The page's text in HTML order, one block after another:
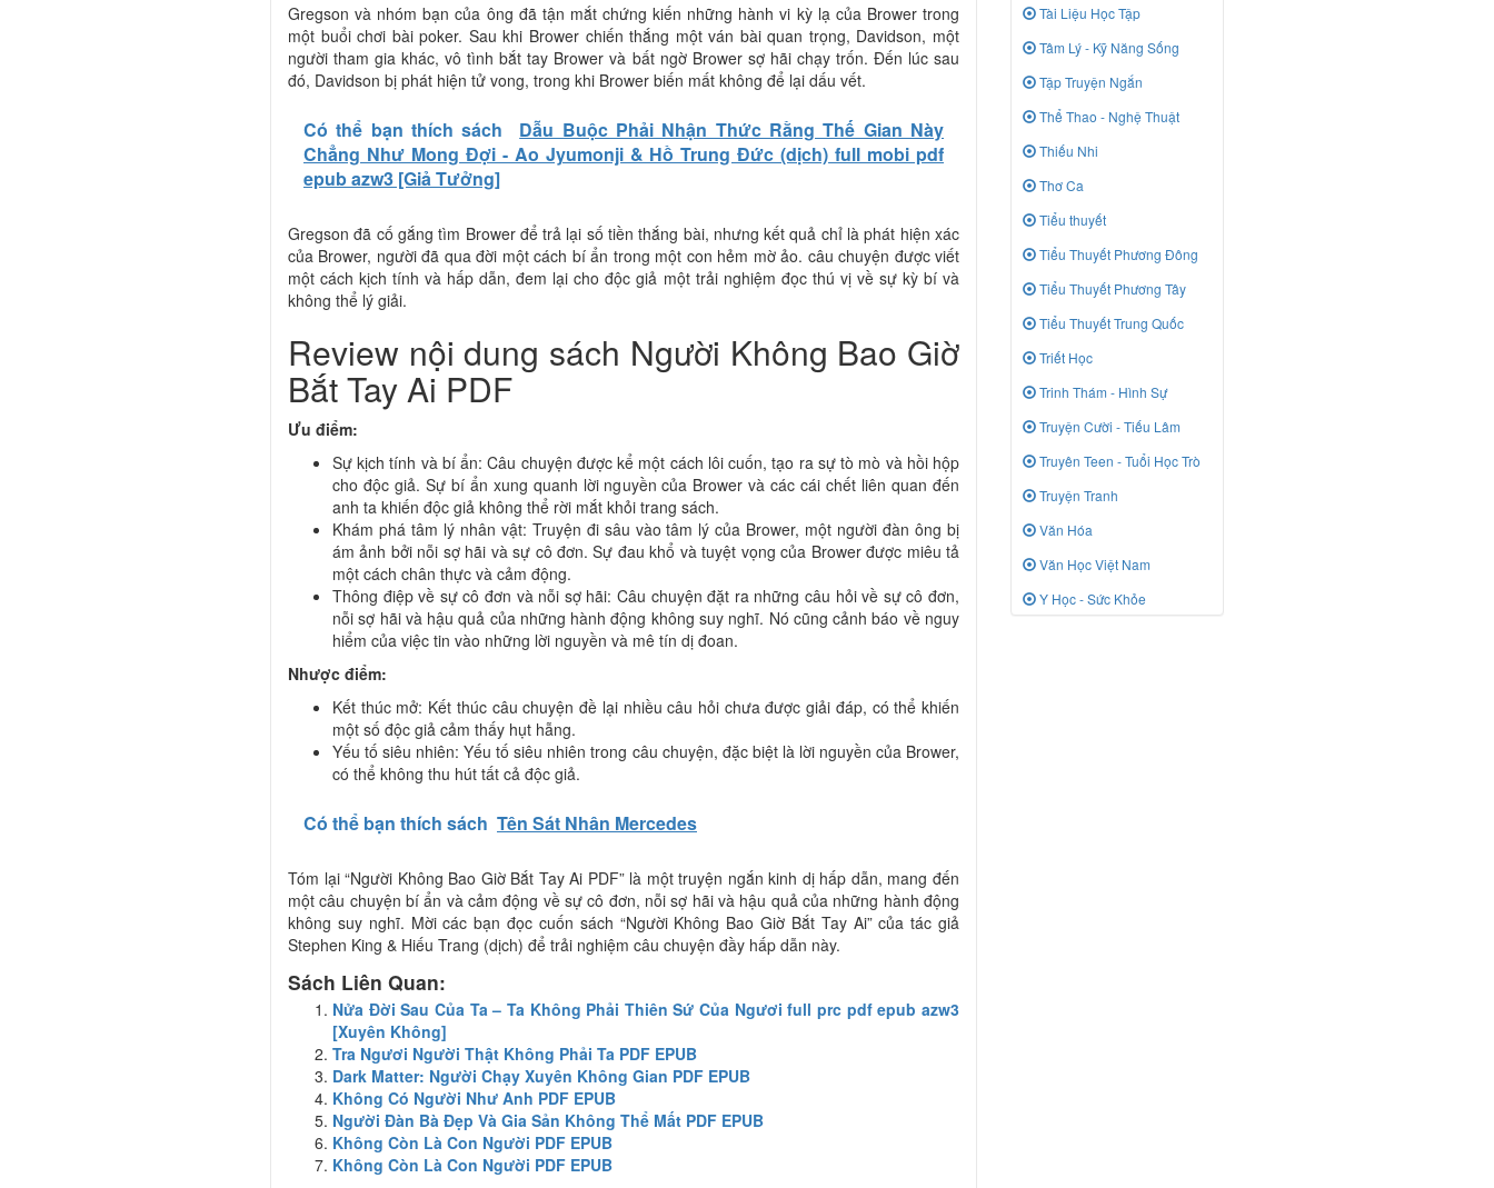
Gregson và nhóm bạn của ông đã tận mắt chứng kiến những hành vi kỳ lạ của Brower trong
một buổi chơi bài poker. Sau khi Brower chiến thắng một ván bài quan trọng, Davidson, một
người tham gia khác, vô tình bắt tay Brower và bất ngờ Brower sợ hãi chạy trốn. Đến lúc sau
đó, Davidson bị phát hiện tử vong, trong khi Brower biến mất không để lại dấu vết.
Có thể bạn thích sách
Dẫu Buộc Phải Nhận Thức Rằng Thế Gian Này
Chẳng Như Mong Đợi - Ao Jyumonji & Hồ Trung Đức (dịch) full mobi pdf
epub azw3 [Giả Tưởng]
Gregson đã cố gắng tìm Brower để trả lại số tiền thắng bài, nhưng kết quả chỉ là phát hiện xác
của Brower, người đã qua đời một cách bí ẩn trong một con hẻm mờ ảo. câu chuyện được viết
một cách kịch tính và hấp dẫn, đem lại cho độc giả một trải nghiệm đọc thú vị về sự kỳ bí và
không thể lý giải.
Review nội dung sách Người Không Bao Giờ
Bắt Tay Ai PDF
Ưu điểm:
Sự kịch tính và bí ẩn: Câu chuyện được kể một cách lôi cuốn, tạo ra sự tò mò và hồi hộp
cho độc giả. Sự bí ẩn xung quanh lời nguyền của Brower và các cái chết liên quan đến
anh ta khiến độc giả không thể rời mắt khỏi trang sách.
Khám phá tâm lý nhân vật: Truyện đi sâu vào tâm lý của Brower, một người đàn ông bị
ám ảnh bởi nỗi sợ hãi và sự cô đơn. Sự đau khổ và tuyệt vọng của Brower được miêu tả
một cách chân thực và cảm động.
Thông điệp về sự cô đơn và nỗi sợ hãi: Câu chuyện đặt ra những câu hỏi về sự cô đơn,
nỗi sợ hãi và hậu quả của những hành động không suy nghĩ. Nó cũng cảnh báo về nguy
hiểm của việc tin vào những lời nguyền và mê tín dị đoan.
Nhược điểm:
Kết thúc mở: Kết thúc câu chuyện đề lại nhiều câu hỏi chưa được giải đáp, có thể khiến
một số độc giả cảm thấy hụt hẫng.
Yếu tố siêu nhiên: Yếu tố siêu nhiên trong câu chuyện, đặc biệt là lời nguyền của Brower,
có thể không thu hút tất cả độc giả.
Có thể bạn thích sách Tên Sát Nhân Mercedes
Tóm lại “Người Không Bao Giờ Bắt Tay Ai PDF” là một truyện ngắn kinh dị hấp dẫn, mang đến
một câu chuyện bí ẩn và cảm động về sự cô đơn, nỗi sợ hãi và hậu quả của những hành động
không suy nghĩ. Mời các bạn đọc cuốn sách “Người Không Bao Giờ Bắt Tay Ai” của tác giả
Stephen King & Hiếu Trang (dịch) để trải nghiệm câu chuyện đầy hấp dẫn này.
Sách Liên Quan:
Nửa Đời Sau Của Ta – Ta Không Phải Thiên Sứ Của Ngươi full prc pdf epub azw3
[Xuyên Không]
Tra Ngươi Người Thật Không Phải Ta PDF EPUB
Dark Matter: Người Chạy Xuyên Không Gian PDF EPUB
Không Có Người Như Anh PDF EPUB
Người Đàn Bà Đẹp Và Gia Sản Không Thể Mất PDF EPUB
Không Còn Là Con Người PDF EPUB
Không Còn Là Con Người PDF EPUB
Tài Liệu Học Tập
Tâm Lý - Kỹ Năng Sống
Tập Truyện Ngắn
Thể Thao - Nghệ Thuật
Thiếu Nhi
Thơ Ca
Tiểu thuyết
Tiểu Thuyết Phương Đông
Tiểu Thuyết Phương Tây
Tiểu Thuyết Trung Quốc
Triết Học
Trinh Thám - Hình Sự
Truyện Cười - Tiếu Lâm
Truyên Teen - Tuổi Học Trò
Truyện Tranh
Văn Hóa
Văn Học Việt Nam
Y Học - Sức Khỏe